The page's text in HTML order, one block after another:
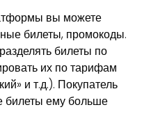
вы можете
билеты, промокоды.
билеты по
их по тарифам
и т.д.). Покупатель
билеты ему больше